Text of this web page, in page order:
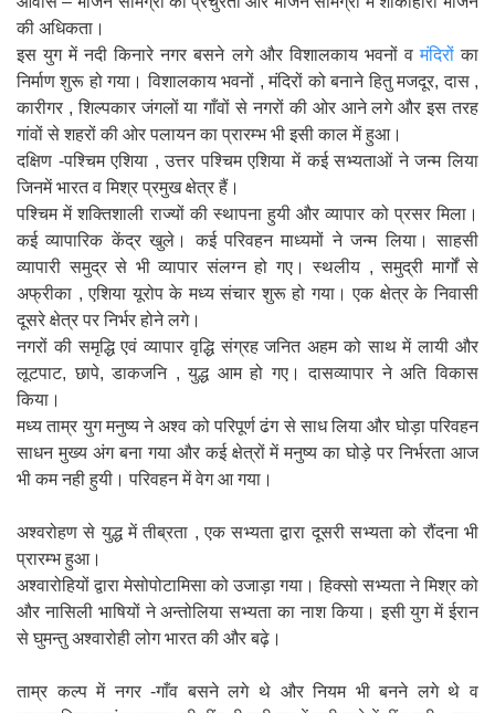
की अधिकता।
इस युग में नदी किनारे नगर बसने लगे और विशालकाय भवनों वमंदिरोंका
निर्माण शुरू हो गया। विशालकाय भवनों , मंदिरों को बनाने हितु मजदूर, दास ,
कारीगर , शिल्पकार जंगलों या गाँवों से नगरों की ओर आने लगे और इस तरह
गांवों से शहरों की ओर पलायन का प्रारम्भ भी इसी काल में हुआ।
दक्षिण -पश्चिम एशिया , उत्तर पश्चिम एशिया में कई सभ्यताओं ने जन्म लिया
जिनमें भारत व मिश्र प्रमुख क्षेत्र हैं।
पश्चिम में शक्तिशाली राज्यों की स्थापना हुयी और व्यापार को प्रसर मिला।
कई व्यापारिक केंद्र खुले। कई परिवहन माध्यमों ने जन्म लिया। साहसी
व्यापारी समुद्र से भी व्यापार संलग्न हो गए। स्थलीय , समुद्री मार्गों से
अफ्रीका , एशिया यूरोप के मध्य संचार शुरू हो गया। एक क्षेत्र के निवासी
दूसरे क्षेत्र पर निर्भर होने लगे।
नगरों की समृद्धि एवं व्यापार वृद्धि संग्रह जनित अहम को साथ में लायी और
लूटपाट, छापे, डाकजनि , युद्ध आम हो गए। दासव्यापार ने अति विकास
किया।
मध्य ताम्र युग मनुष्य ने अश्व को परिपूर्ण ढंग से साध लिया और घोड़ा परिवहन
साधन मुख्य अंग बना गया और कई क्षेत्रों में मनुष्य का घोड़े पर निर्भरता आज
भी कम नही हुयी। परिवहन में वेग आ गया।
अश्वरोहण से युद्ध में तीब्रता , एक सभ्यता द्वारा दूसरी सभ्यता को रौंदना भी
प्रारम्भ हुआ।
अश्वारोहियों द्वारा मेसोपोटामिसा को उजाड़ा गया। हिक्सो सभ्यता ने मिश्र को
और नासिली भाषियों ने अन्तोलिया सभ्यता का नाश किया। इसी युग में ईरान
से घुमन्तु अश्वारोही लोग भारत की और बढ़े।
ताम्र कल्प में नगर -गाँव बसने लगे थे और नियम भी बनने लगे थे व